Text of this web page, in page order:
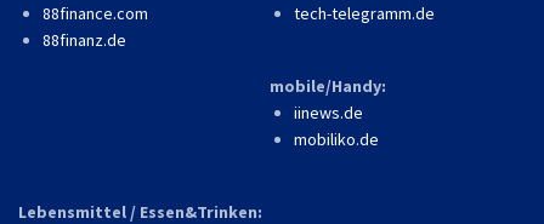
88finance.com
88finanz.de
tech-telegramm.de
mobile/Handy:
iinews.de
mobiliko.de
Lebensmittel / Essen&Trinken: